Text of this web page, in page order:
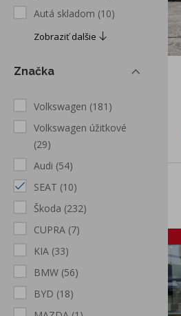
Autá skladom (10)
Zobraziť dalšie
Značka
Volkswagen (181)
Volkswagen úžitkové
(29)
Audi (54)
SEAT (10)
Škoda (232)
CUPRA (7)
KIA (33)
BMW (56)
BYD (18)